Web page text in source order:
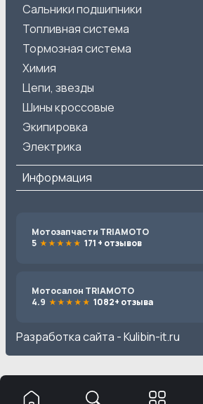
Сальники подшипники
Топливная система
Тормозная система
Химия
Цепи, звезды
Шины кроссовые
Экипировка
Электрика
Информация
Мотозапчасти TRIAMOTO
5
171 + отзывов
Мотосалон TRIAMOTO
4.9
1082+ отзыва
Разработка сайта -Kulibin-it.ru